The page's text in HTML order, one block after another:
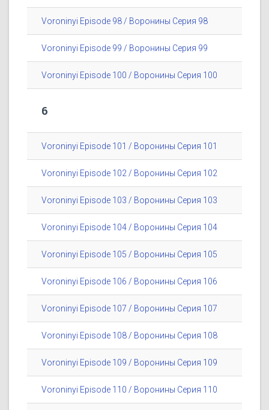
Voroninyi Episode 98 / Воронины Серия 98
Voroninyi Episode 99 / Воронины Серия 99
Voroninyi Episode 100 / Воронины Серия 100
6
Voroninyi Episode 101 / Воронины Серия 101
Voroninyi Episode 102 / Воронины Серия 102
Voroninyi Episode 103 / Воронины Серия 103
Voroninyi Episode 104 / Воронины Серия 104
Voroninyi Episode 105 / Воронины Серия 105
Voroninyi Episode 106 / Воронины Серия 106
Voroninyi Episode 107 / Воронины Серия 107
Voroninyi Episode 108 / Воронины Серия 108
Voroninyi Episode 109 / Воронины Серия 109
Voroninyi Episode 110 / Воронины Серия 110